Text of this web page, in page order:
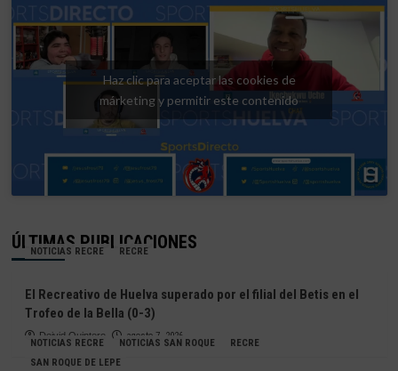
Haz clic para aceptar las cookies de
márketing y permitir este contenido
ÚLTIMAS PUBLICACIONES
NOTICIAS RECRE RECRE
El Recreativo de Huelva superado por el filial del Betis en el
Trofeo de la Bella (0-3)
Deivid Quintero agosto 7, 2026
NOTICIAS RECRE NOTICIAS SAN ROQUE
RECRE
SAN ROQUE DE LEPE